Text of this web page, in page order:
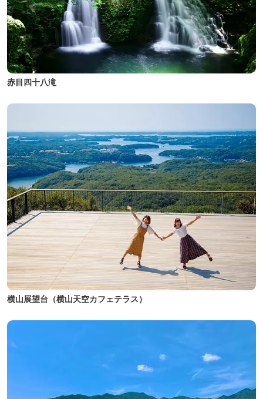
赤目四十八滝
横山展望台（横山天空カフェテラス）